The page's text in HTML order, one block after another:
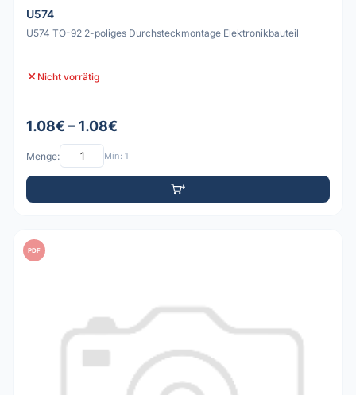
U574
U574 TO-92 2-poliges Durchsteckmontage Elektronikbauteil
Nicht vorrätig
1.08€ – 1.08€
Menge: Min: 1
PDF